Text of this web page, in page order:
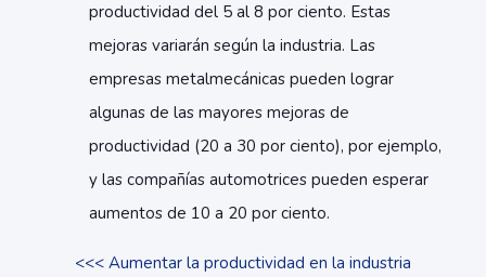
productividad del 5 al 8 por ciento. Estas
mejoras variarán según la industria. Las
empresas metalmecánicas pueden lograr
algunas de las mayores mejoras de
productividad (20 a 30 por ciento), por ejemplo,
y las compañías automotrices pueden esperar
aumentos de 10 a 20 por ciento.
<<< Aumentar la productividad en la industria